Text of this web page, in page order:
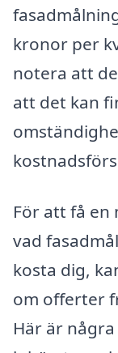
kronor per
notera att
att det kan
För att få en
vad
kosta dig,
om offerter
Här är